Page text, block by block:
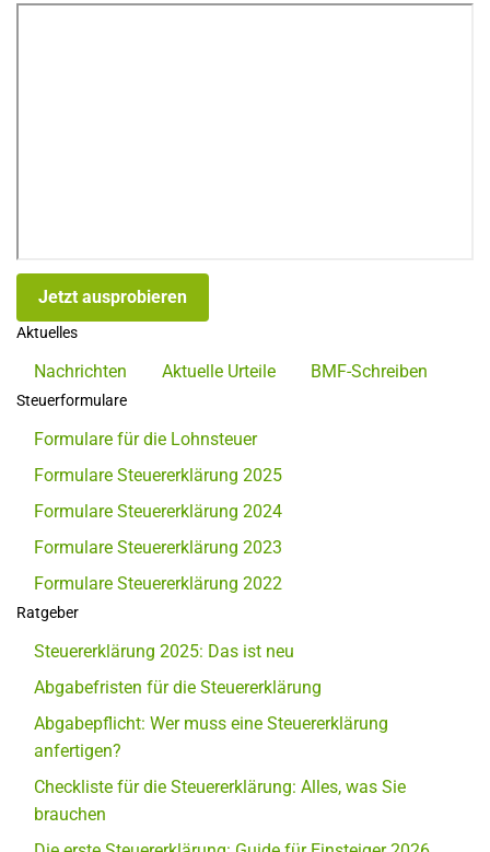
Jetzt ausprobieren
Aktuelles
Nachrichten Aktuelle Urteile BMF-Schreiben
Steuerformulare
Formulare für die Lohnsteuer
Formulare Steuererklärung 2025
Formulare Steuererklärung 2024
Formulare Steuererklärung 2023
Formulare Steuererklärung 2022
Ratgeber
Steuererklärung 2025: Das ist neu
Abgabefristen für die Steuererklärung
Abgabepflicht: Wer muss eine Steuererklärung
anfertigen?
Checkliste für die Steuererklärung: Alles, was Sie
brauchen